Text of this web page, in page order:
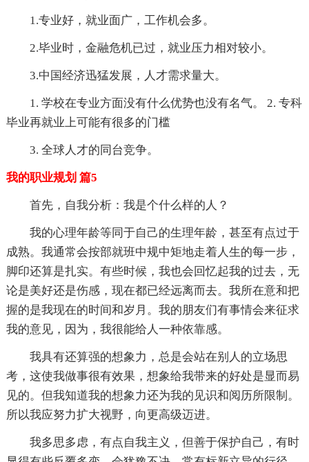
1.专业好，就业面广，工作机会多。
2.毕业时，金融危机已过，就业压力相对较小。
3.中国经济迅猛发展，人才需求量大。
1. 学校在专业方面没有什么优势也没有名气。 2. 专科
毕业再就业上可能有很多的门槛
3. 全球人才的同台竞争。
我的职业规划 篇5
首先，自我分析：我是个什么样的人？
我的心理年龄等同于自己的生理年龄，甚至有点过于
成熟。我通常会按部就班中规中矩地走着人生的每一步，
脚印还算是扎实。有些时候，我也会回忆起我的过去，无
论是美好还是伤感，现在都已经远离而去。我所在意和把
握的是我现在的时间和岁月。我的朋友们有事情会来征求
我的意见，因为，我很能给人一种依靠感。
我具有还算强的想象力，总是会站在别人的立场思
考，这使我做事很有效果，想象给我带来的好处是显而易
见的。但我知道我的想象力还为我的见识和阅历所限制。
所以我应努力扩大视野，向更高级迈进。
我多思多虑，有点自我主义，但善于保护自己，有时